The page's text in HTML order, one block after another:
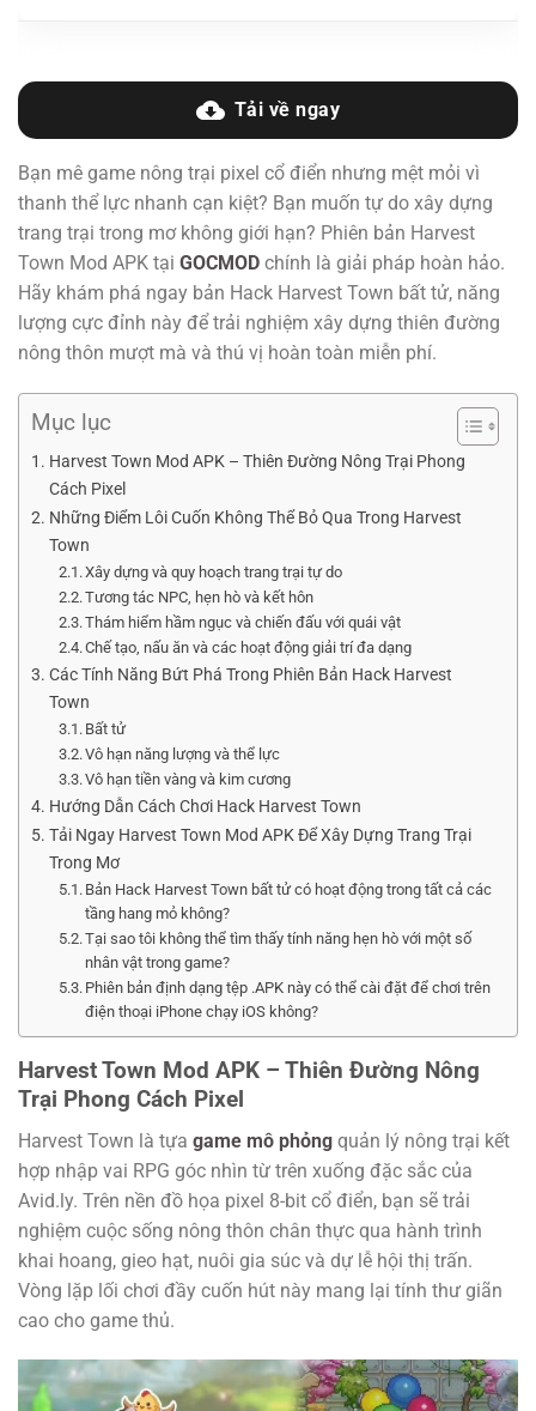
Tải về ngay
Bạn mê game nông trại pixel cổ điển nhưng mệt mỏi vì
thanh thể lực nhanh cạn kiệt? Bạn muốn tự do xây dựng
trang trại trong mơ không giới hạn? Phiên bản Harvest
Town Mod APK tại GOCMOD chính là giải pháp hoàn hảo.
Hãy khám phá ngay bản Hack Harvest Town bất tử, năng
lượng cực đỉnh này để trải nghiệm xây dựng thiên đường
nông thôn mượt mà và thú vị hoàn toàn miễn phí.
Mục lục
Harvest Town Mod APK – Thiên Đường Nông Trại Phong
Cách Pixel
Những Điểm Lôi Cuốn Không Thể Bỏ Qua Trong Harvest
Town
Xây dựng và quy hoạch trang trại tự do
Tương tác NPC, hẹn hò và kết hôn
Thám hiểm hầm ngục và chiến đấu với quái vật
Chế tạo, nấu ăn và các hoạt động giải trí đa dạng
Các Tính Năng Bứt Phá Trong Phiên Bản Hack Harvest
Town
Bất tử
Vô hạn năng lượng và thể lực
Vô hạn tiền vàng và kim cương
Hướng Dẫn Cách Chơi Hack Harvest Town
Tải Ngay Harvest Town Mod APK Để Xây Dựng Trang Trại
Trong Mơ
Bản Hack Harvest Town bất tử có hoạt động trong tất cả các
tầng hang mỏ không?
Tại sao tôi không thể tìm thấy tính năng hẹn hò với một số
nhân vật trong game?
Phiên bản định dạng tệp .APK này có thể cài đặt để chơi trên
điện thoại iPhone chạy iOS không?
Harvest Town Mod APK – Thiên Đường Nông
Trại Phong Cách Pixel
Harvest Town là tựa game mô phỏng quản lý nông trại kết
hợp nhập vai RPG góc nhìn từ trên xuống đặc sắc của
Avid.ly. Trên nền đồ họa pixel 8-bit cổ điển, bạn sẽ trải
nghiệm cuộc sống nông thôn chân thực qua hành trình
khai hoang, gieo hạt, nuôi gia súc và dự lễ hội thị trấn.
Vòng lặp lối chơi đầy cuốn hút này mang lại tính thư giãn
cao cho game thủ.